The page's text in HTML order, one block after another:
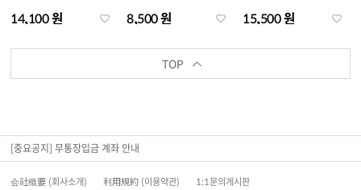
14,100 원 8,500 원 15,500 원
TOP
[중요공지] 무통장입금 계좌 안내
会社概要 (회사소개) 利用規約 (이용약관)
1:1문의게시판